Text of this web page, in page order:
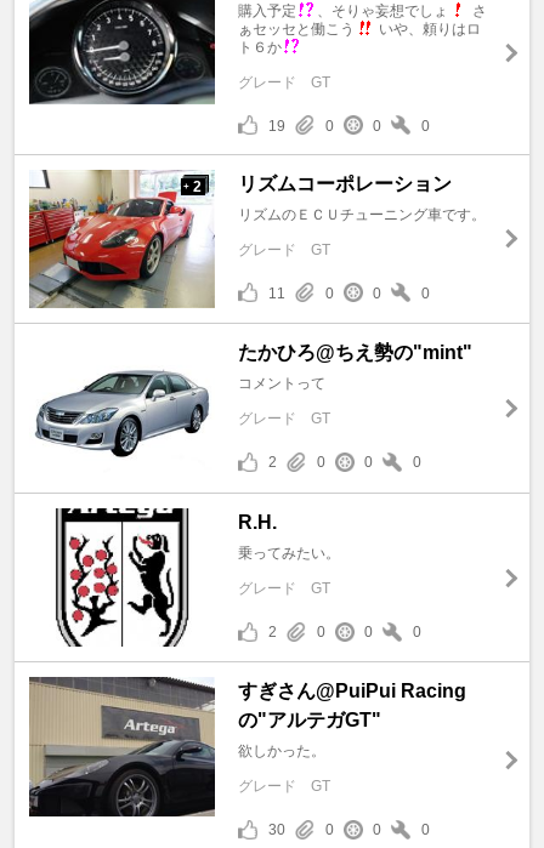
購入予定 、そりゃ妄想でしょ
さ
ぁセッセと働こう
いや、頼りはロ
ト６か
グレード GT
19 0 0 0
+ 2 リズムコーポレーション
リズムのＥＣＵチューニング車です。
グレード GT
11 0 0 0
たかひろ@ちえ勢の"mint"
コメントって
グレード GT
2 0 0 0
R.H.
乗ってみたい。
グレード GT
2 0 0 0
すぎさん@PuiPui Racing
の"アルテガGT"
欲しかった。
グレード GT
30 0 0 0